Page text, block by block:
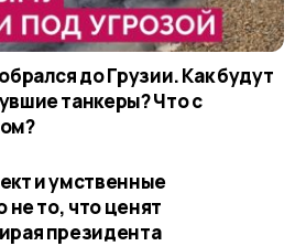
до Грузии. Как будут
танкеры? Что с
и умственные
не то, что ценят
президента